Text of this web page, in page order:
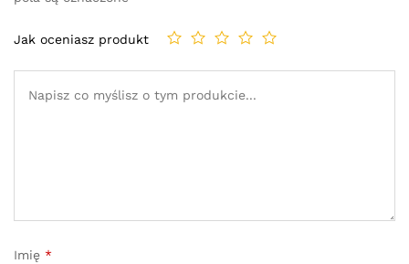
Jak oceniasz produkt
Imię *